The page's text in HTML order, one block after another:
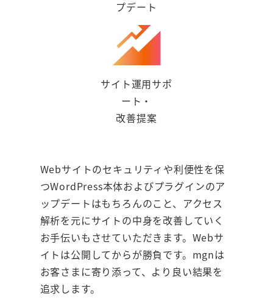
プデート
サイト運用サポ
ート・
改善提案
Webサイトのセキュリティや利便性を保
つWordPress本体およびプラグインのア
ップデートはもちろんのこと、アクセス
解析を元にサイトの中身を改善していく
お手伝いもさせていただきます。Webサ
イトは公開してからが勝負です。mgnは
お客さまに寄り添って、より良い結果を
追求します。